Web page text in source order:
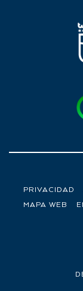
PRIVACIDAD
MAPA WEB